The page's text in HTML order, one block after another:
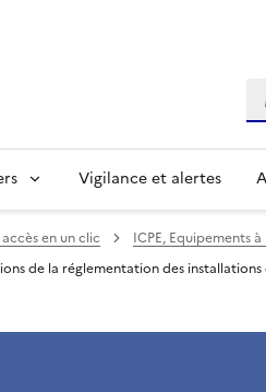
Vigilance et alertes
en un clic ICPE, Equipements
de la réglementation des installations